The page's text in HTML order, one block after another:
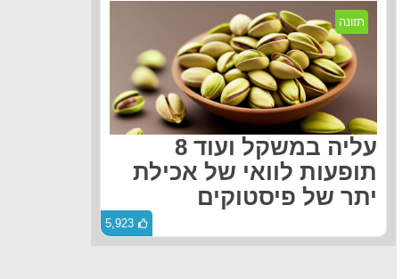
תזונה
עליה במשקל ועוד 8
תופעות לוואי של אכילת
יתר של פיסטוקים
5,923